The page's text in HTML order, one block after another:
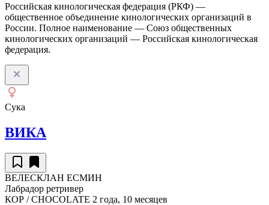
Российская кинологическая федерация (РКФ) —
общественное объединение кинологических организаций в
России. Полное наименование — Союз общественных
кинологических организаций — Российская кинологическая
федерация.
Сука
ВИКА
ВЕЛЕСКЛАН ЕСМИН
Лабрадор ретривер
КОР / CHOCOLATE 2 года, 10 месяцев